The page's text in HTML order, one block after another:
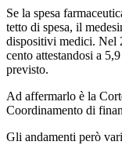
Se la spesa
tetto di spesa, il
dispositivi medici. Nel
cento attestandosi a
previsto.
Ad affermarlo è la
Coordinamento di
Gli andamenti però